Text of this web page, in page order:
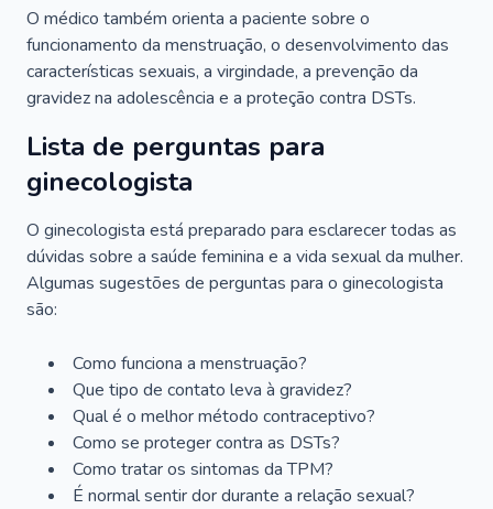
O médico também orienta a paciente sobre o
funcionamento da menstruação, o desenvolvimento das
características sexuais, a virgindade, a prevenção da
gravidez na adolescência e a proteção contra DSTs.
Lista de perguntas para
ginecologista
O ginecologista está preparado para esclarecer todas as
dúvidas sobre a saúde feminina e a vida sexual da mulher.
Algumas sugestões de perguntas para o ginecologista
são:
Como funciona a menstruação?
Que tipo de contato leva à gravidez?
Qual é o melhor método contraceptivo?
Como se proteger contra as DSTs?
Como tratar os sintomas da TPM?
É normal sentir dor durante a relação sexual?